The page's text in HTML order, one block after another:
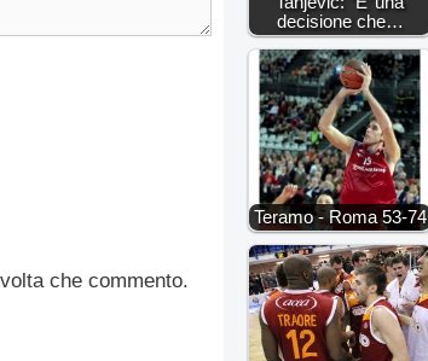
che commento.
decisione che…
Teramo - Roma 53-74